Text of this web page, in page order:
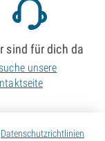
Datenschutzrichtlinien
sind für dich da
unsere